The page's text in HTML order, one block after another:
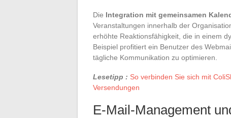
Die Integration mit gemeinsamen
Veranstaltungen innerhalb der
erhöhte Reaktionsfähigkeit, die in einem
Beispiel profitiert ein Benutzer des
tägliche Kommunikation zu optimieren.
Lesetipp : So verbinden Sie sich mit
Versendungen
E-Mail-Management